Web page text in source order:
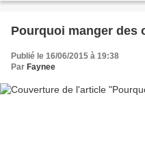
Pourquoi manger des
Publié le 16/06/2015 à 19:38
Par Faynee